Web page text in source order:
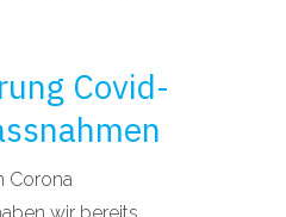
Covid-
Corona